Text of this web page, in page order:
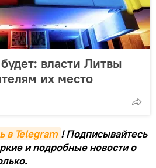
власти Литвы
их место
в Telegram ! Подписывайтесь
и подробные новости о